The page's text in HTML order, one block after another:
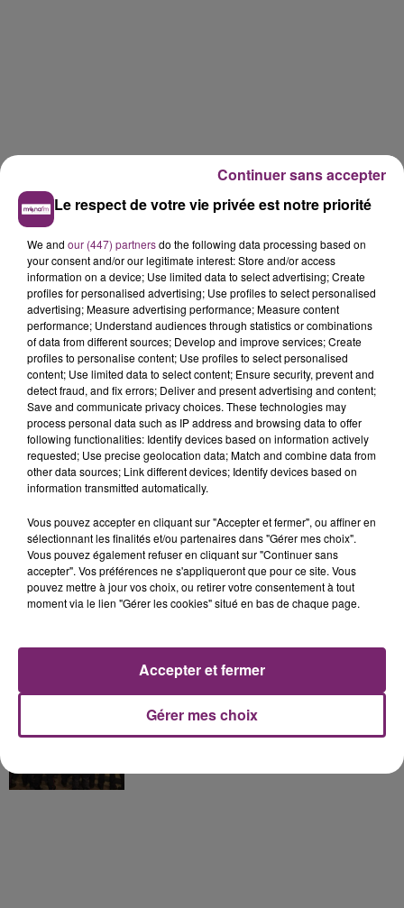
La Bulle - Guinguette éphémère
de Frelinghien !
éclipse solaire du 12 Août 2026
158 pompiers de la région sont
partis hier soir pour la Gironde
Le respect de votre vie privée est notre priorité
We and our (447) partnersdo the following data processing based on
your consent and/or our legitimate interest: Store and/or access
information on a device; Use limited data to select advertising; Create
profiles for personalised advertising; Use profiles to select personalised
advertising; Measure advertising performance; Measure content
performance; Understand audiences through statistics or combinations
of data from different sources; Develop and improve services; Create
profiles to personalise content; Use profiles to select personalised
content; Use limited data to select content; Ensure security, prevent and
detect fraud, and fix errors; Deliver and present advertising and content;
Save and communicate privacy choices. These technologies may
process personal data such as IP address and browsing data to offer
following functionalities: Identify devices based on information actively
requested; Use precise geolocation data; Match and combine data from
other data sources; Link different devices; Identify devices based on
information transmitted automatically.
Vous pouvez accepter en cliquant sur "Accepter et fermer", ou affiner en
sélectionnant les finalités et/ou partenaires dans "Gérer mes choix".
Vous pouvez également refuser en cliquant sur "Continuer sans
accepter". Vos préférences ne s'appliqueront que pour ce site. Vous
pouvez mettre à jour vos choix, ou retirer votre consentement à tout
moment via le lien "Gérer les cookies" situé en bas de chaque page.
Gérer mes choix
Accepter et fermer
Continuer sans accepter